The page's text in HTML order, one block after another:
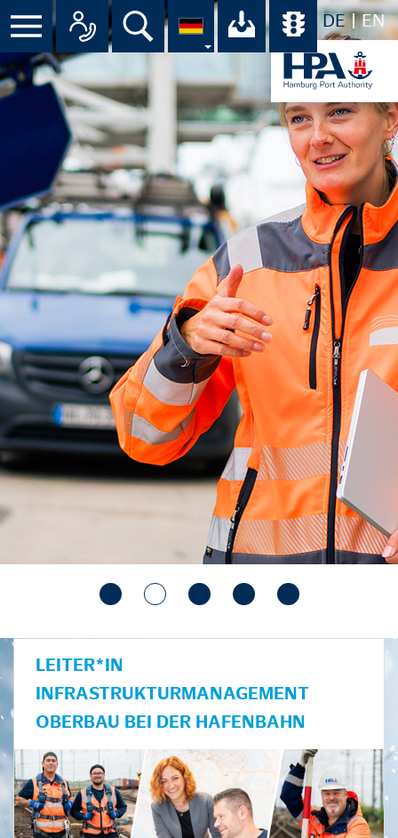
DE EN
Menü Alle Ansprechpartner im
Suche Ihr Download-
LEITER*IN
INFRASTRUKTURMANAGEMENT
OBERBAU BEI DER HAFENBAHN